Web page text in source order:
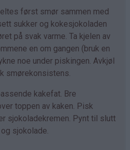
først smør sammen med
sukker og kokesjokoladen
på svak varme. Ta kjelen av
en om gangen (bruk en
noe under piskingen. Avkjøl
smørekonsistens.
kakefat. Bre
toppen av kaken. Pisk
sjokoladekremen. Pynt til slutt
sjokolade.